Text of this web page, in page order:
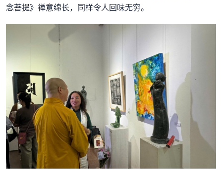
念菩提》禅意绵长，同样令人回味无穷。